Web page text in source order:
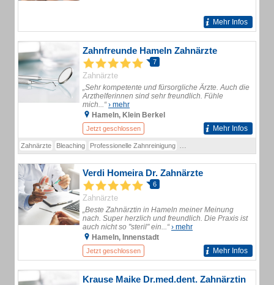
Mehr Infos
Zahnfreunde Hameln Zahnärzte
7
Zahnärzte
„Sehr kompetente und fürsorgliche Ärzte. Auch die
Arzthelferinnen sind sehr freundlich. Fühle
mich...“› mehr
Hameln, Klein Berkel
Jetzt geschlossen Mehr Infos
Zahnärzte Bleaching Professionelle Zahnreinigung
Verdi Homeira Dr. Zahnärzte
6
Zahnärzte
„Beste Zahnärztin in Hameln meiner Meinung
nach. Super herzlich und freundlich. Die Praxis ist
auch nicht so "steril" ein...“› mehr
Hameln, Innenstadt
Jetzt geschlossen Mehr Infos
Krause Maike Dr.med.dent. Zahnärztin